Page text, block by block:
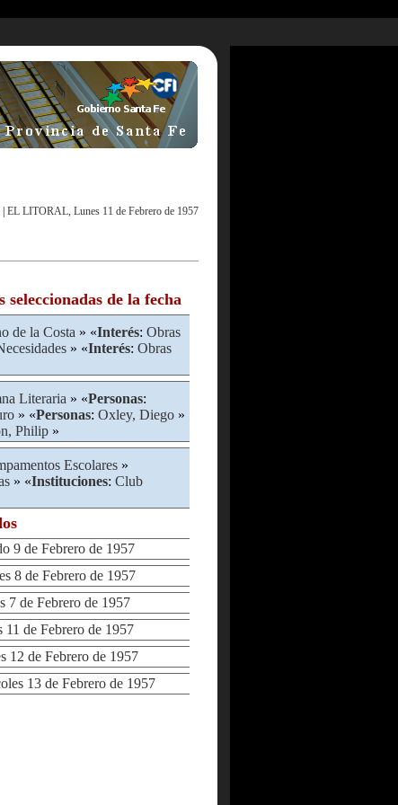
EL LITORAL, Lunes 11 de Febrero de 1957
de la fecha
de la Costa » «Interés: Obras
» «Interés: Obras
Literaria » «Personas:
» «Personas: Oxley, Diego »
Philip »
Escolares »
» «Instituciones: Club
9 de Febrero de 1957
8 de Febrero de 1957
de Febrero de 1957
de Febrero de 1957
de Febrero de 1957
13 de Febrero de 1957